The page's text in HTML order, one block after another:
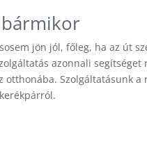
jön jól, főleg, ha az út
azonnali segítséget
otthonába. Szolgáltatásunk